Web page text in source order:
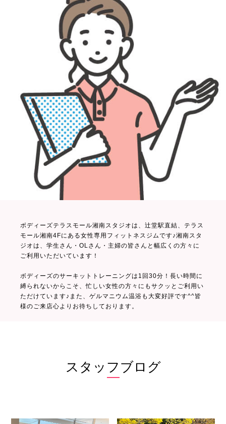
ボディーズテラスモール湘南スタジオは、辻堂駅直結、テラス
モール湘南4Fにある女性専用フィットネスジムです♪湘南スタ
ジオは、学生さん・OLさん・主婦の皆さんと幅広くの方々に
ご利用いただいています！
ボディーズのサーキットトレーニングは1回30分！長い時間に
縛られないからこそ、忙しい女性の方々にもサクッとご利用い
ただけています♪また、ゲルマニウム温浴も大変好評です^^皆
様のご来店心よりお待ちしております。
スタッフブログ